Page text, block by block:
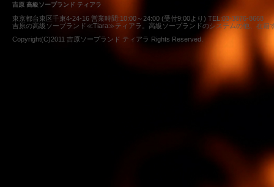
吉原 高級ソープランド ティアラ
東京都台東区千束4-24-16 営業時間:10:00～24:00 (受付9:00より) TEL:03-3876-8668
吉原の高級ソープランド≪Tiara≫ティアラ。高級ソープランドのシステムの他、在籍
Copyright(C)2011 吉原ソープランド ティアラ Rights Reserved.